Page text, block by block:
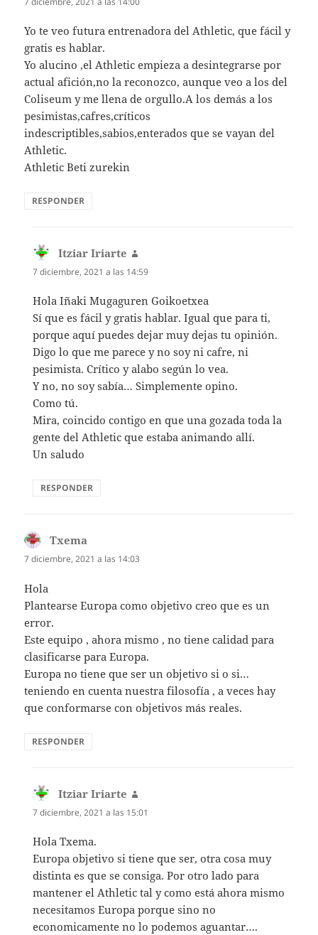
Yo te veo futura entrenadora del Athletic, que fácil y
gratis es hablar.
Yo alucino ,el Athletic empieza a desintegrarse por
actual afición,no la reconozco, aunque veo a los del
Coliseum y me llena de orgullo.A los demás a los
pesimistas,cafres,críticos
indescriptibles,sabios,enterados que se vayan del
Athletic.
Athletic Beti zurekin
RESPONDER
Itziar Iriarte
7 diciembre, 2021 a las 14:59
Hola Iñaki Mugaguren Goikoetxea
Sí que es fácil y gratis hablar. Igual que para ti,
porque aquí puedes dejar muy dejas tu opinión.
Digo lo que me parece y no soy ni cafre, ni
pesimista. Crítico y alabo según lo vea.
Y no, no soy sabía… Simplemente opino.
Como tú.
Mira, coincido contigo en que una gozada toda la
gente del Athletic que estaba animando allí.
Un saludo
RESPONDER
Txema
7 diciembre, 2021 a las 14:03
Hola
Plantearse Europa como objetivo creo que es un
error.
Este equipo , ahora mismo , no tiene calidad para
clasificarse para Europa.
Europa no tiene que ser un objetivo si o si…
teniendo en cuenta nuestra filosofía , a veces hay
que conformarse con objetivos más reales.
RESPONDER
Itziar Iriarte
7 diciembre, 2021 a las 15:01
Hola Txema.
Europa objetivo si tiene que ser, otra cosa muy
distinta es que se consiga. Por otro lado para
mantener el Athletic tal y como está ahora mismo
necesitamos Europa porque sino no
economicamente no lo podemos aguantar….